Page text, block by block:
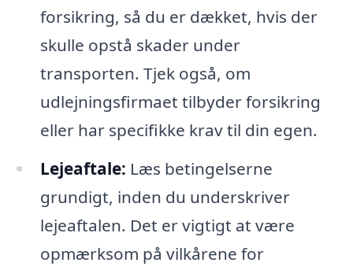
forsikring, så du er dækket, hvis der
skulle opstå skader under
transporten. Tjek også, om
udlejningsfirmaet tilbyder forsikring
eller har specifikke krav til din egen.
Lejeaftale: Læs betingelserne
grundigt, inden du underskriver
lejeaftalen. Det er vigtigt at være
opmærksom på vilkårene for